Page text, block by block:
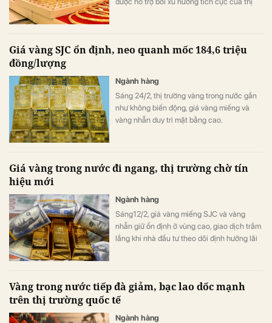
Giá vàng SJC ổn định, neo quanh mốc 184,6 triệu
đồng/lượng
Ngành hàng
Sáng 24/2, thị trường vàng trong nước gần
như không biến động, giá vàng miếng và
vàng nhẫn duy trì mặt bằng cao.
Giá vàng trong nước đi ngang, thị trường chờ tín
hiệu mới
Ngành hàng
Sáng12/2, giá vàng miếng SJC và vàng
nhẫn giữ ổn định ở vùng cao, giao dịch trầm
lắng khi nhà đầu tư theo dõi định hướng lãi
Vàng trong nước tiếp đà giảm, bạc lao dốc mạnh
trên thị trường quốc tế
Ngành hàng